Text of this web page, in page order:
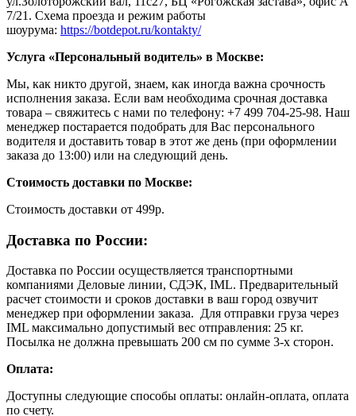
7/21. Схема проезда и режим работы
шоурума: https://botdepot.ru/kontakty/
Услуга «Персональный водитель» в Москве:
Мы, как никто другой, знаем, как иногда важна срочность
исполнения заказа. Если вам необходима срочная доставка
товара – свяжитесь с нами по телефону: +7 499 704-25-98. Наш
менеджер постарается подобрать для Вас персонального
водителя и доставить товар в этот же день (при оформлении
заказа до 13:00) или на следующий день.
Стоимость доставки по Москве:
Cтоимость доставки от 499р.
Доставка по России:
Доставка по России осуществляется транспортными
компаниями Деловые линии, СДЭК, IML. Предварительный
расчет стоимости и сроков доставки в ваш город озвучит
менеджер при оформлении заказа. Для отправки груза через
IML максимально допустимый вес отправления: 25 кг.
Посылка не должна превышать 200 см по сумме 3-х сторон.
Оплата:
Доступны следующие способы оплаты: онлайн-оплата, оплата
по счету.